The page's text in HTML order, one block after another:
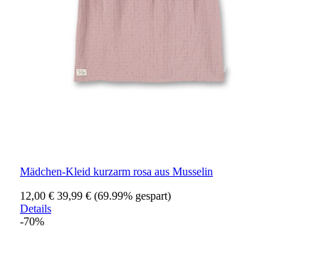
Mädchen-Kleid kurzarm rosa aus Musselin
12,00 € 39,99 € (69.99% gespart)
Details
-70%